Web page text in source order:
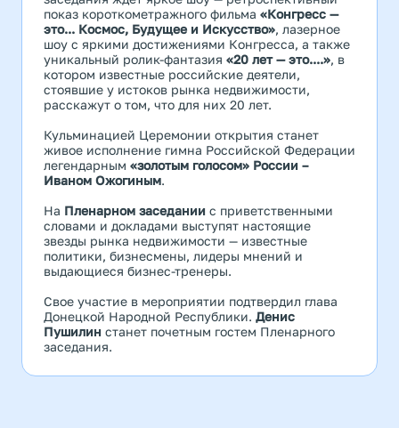
показ короткометражного фильма «Конгресс —
это... Космос, Будущее и Искусство», лазерное
шоу с яркими достижениями Конгресса, а также
уникальный ролик-фантазия «20 лет — это....», в
котором известные российские деятели,
стоявшие у истоков рынка недвижимости,
расскажут о том, что для них 20 лет.
Кульминацией Церемонии открытия станет
живое исполнение гимна Российской Федерации
легендарным «золотым голосом» России –
Иваном Ожогиным.
На Пленарном заседании с приветственными
словами и докладами выступят настоящие
звезды рынка недвижимости — известные
политики, бизнесмены, лидеры мнений и
выдающиеся бизнес-тренеры.
Свое участие в мероприятии подтвердил глава
Донецкой Народной Республики. Денис
Пушилин станет почетным гостем Пленарного
заседания.